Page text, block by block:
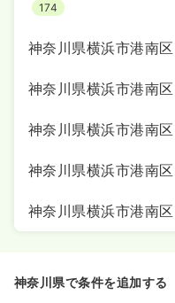
174
神奈川県横浜市港南区
神奈川県横浜市港南区
神奈川県横浜市港南区
神奈川県横浜市港南区
神奈川県横浜市港南区
神奈川県で条件を追加する